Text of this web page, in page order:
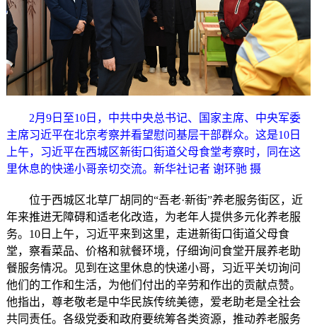
2月9日至10日，中共中央总书记、国家主席、中央军委
主席习近平在北京考察并看望慰问基层干部群众。这是10日
上午，习近平在西城区新街口街道父母食堂考察时，同在这
里休息的快递小哥亲切交流。新华社记者 谢环驰 摄
位于西城区北草厂胡同的“吾老·新街”养老服务街区，近
年来推进无障碍和适老化改造，为老年人提供多元化养老服
务。10日上午，习近平来到这里，走进新街口街道父母食
堂，察看菜品、价格和就餐环境，仔细询问食堂开展养老助
餐服务情况。见到在这里休息的快递小哥，习近平关切询问
他们的工作和生活，为他们付出的辛劳和作出的贡献点赞。
他指出，尊老敬老是中华民族传统美德，爱老助老是全社会
共同责任。各级党委和政府要统筹各类资源，推动养老服务